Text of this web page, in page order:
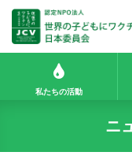
私たちの活動
ニ